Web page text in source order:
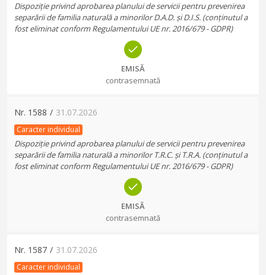
Dispoziție privind aprobarea planului de servicii pentru prevenirea
separării de familia naturală a minorilor D.A.D. și D.I.S. (conținutul a
fost eliminat conform Regulamentului UE nr. 2016/679 - GDPR)
EMISĂ
contrasemnată
Nr. 1588 / 31.07.2026
Caracter individual
Dispoziție privind aprobarea planului de servicii pentru prevenirea
separării de familia naturală a minorilor T.R.C. și T.R.A. (conținutul a
fost eliminat conform Regulamentului UE nr. 2016/679 - GDPR)
EMISĂ
contrasemnată
Nr. 1587 / 31.07.2026
Caracter individual